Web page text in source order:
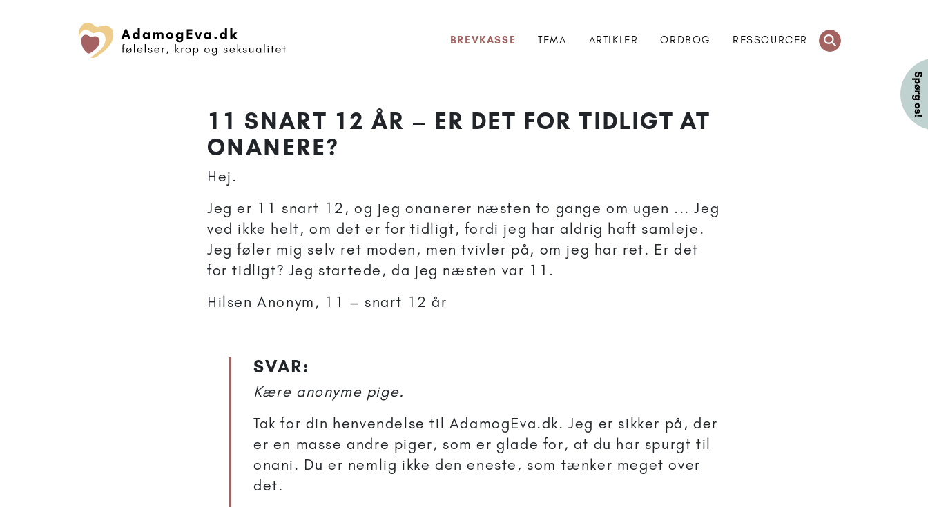
BREVKASSE TEMA ARTIKLER ORDBOG RESSOURCER
11 SNART 12 ÅR – ER DET FOR TIDLIGT AT
ONANERE?
Hej.
Jeg er 11 snart 12, og jeg onanerer næsten to gange om ugen ... Jeg
ved ikke helt, om det er for tidligt, fordi jeg har aldrig haft samleje.
Jeg føler mig selv ret moden, men tvivler på, om jeg har ret. Er det
for tidligt? Jeg startede, da jeg næsten var 11.
Hilsen Anonym, 11 – snart 12 år
SVAR:
Kære anonyme pige.
Tak for din henvendelse til AdamogEva.dk. Jeg er sikker på, der
er en masse andre piger, som er glade for, at du har spurgt til
onani. Du er nemlig ikke den eneste, som tænker meget over
det.